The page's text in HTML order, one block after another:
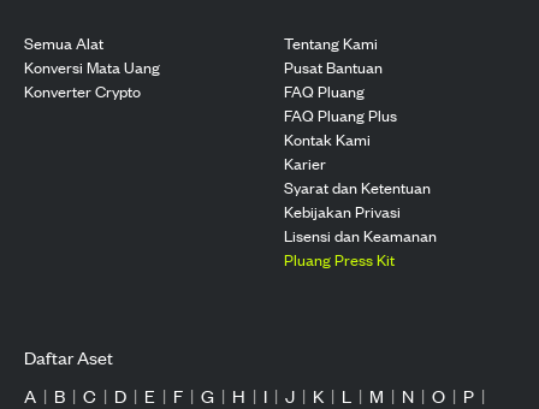
Semua Alat
Konversi Mata Uang
Konverter Crypto
Tentang Kami
Pusat Bantuan
FAQ Pluang
FAQ Pluang Plus
Kontak Kami
Karier
Syarat dan Ketentuan
Kebijakan Privasi
Lisensi dan Keamanan
Pluang Press Kit
Daftar Aset
A | B | C | D | E | F | G | H | I | J | K | L | M | N | O | P |